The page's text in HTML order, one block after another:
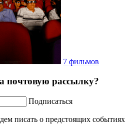
7 фильмов
почтовую рассылку?
Подписаться
писать о предстоящих событиях